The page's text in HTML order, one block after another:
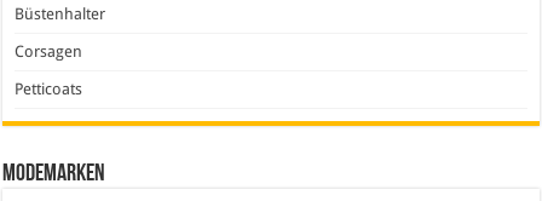
Büstenhalter
Corsagen
Petticoats
Modemarken